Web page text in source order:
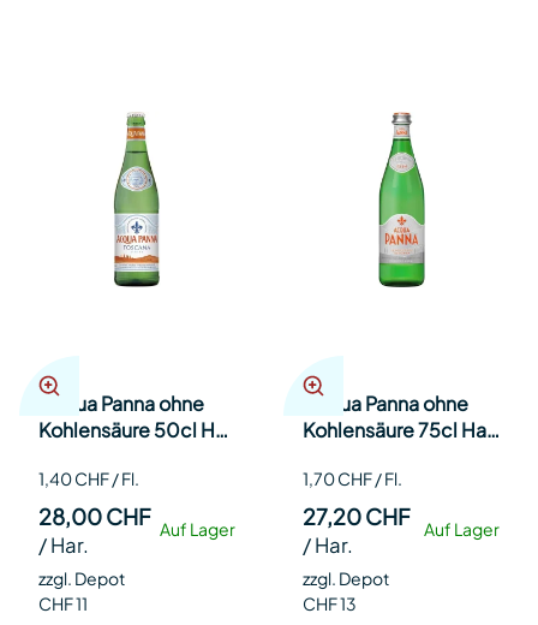
Acqua Panna ohne
Kohlensäure 50cl Har
1,40 CHF / Fl.
Auf Lager
28,00 CHF
/Har.
zzgl. Depot
CHF 11
Acqua Panna ohne
Kohlensäure 75cl Har
1,70 CHF / Fl.
Auf Lager
27,20 CHF
/Har.
zzgl. Depot
CHF 13